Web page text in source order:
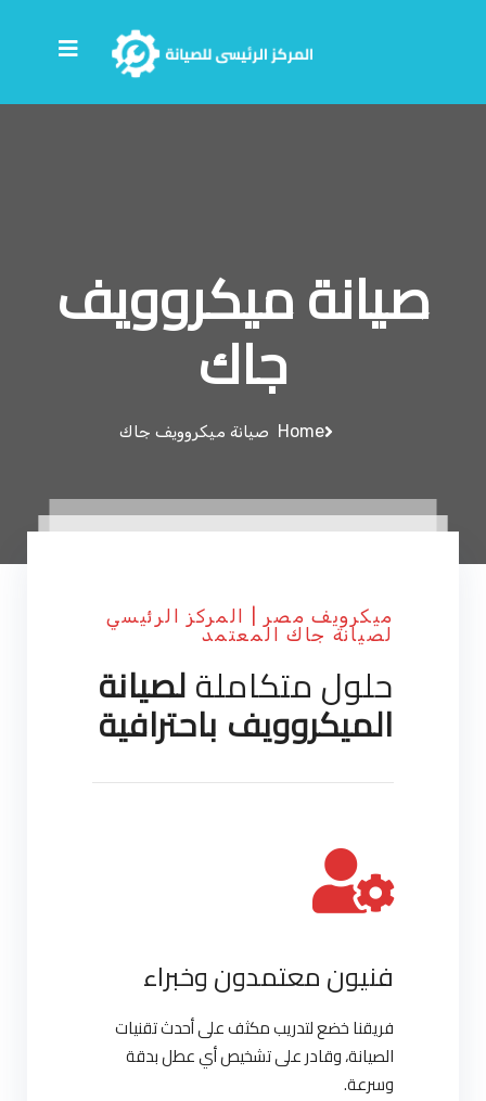
صيانة ميكروويف
جاك
Home صيانة ميكروويف جاك
ميكرويف مصر | المركز الرئيسي
لصيانة جاك المعتمد
حلول متكاملةلصيانة
الميكروويف باحترافية
فنيون معتمدون وخبراء
فريقنا خضع لتدريب مكثف على أحدث تقنيات
الصيانة، وقادر على تشخيص أي عطل بدقة
وسرعة.